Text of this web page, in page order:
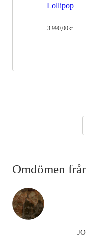
Lollipop
3 990,00kr
Omdömen